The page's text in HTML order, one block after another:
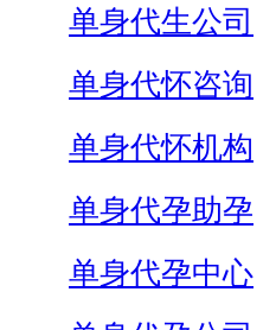
单身代生公司
单身代怀咨询
单身代怀机构
单身代孕助孕
单身代孕中心